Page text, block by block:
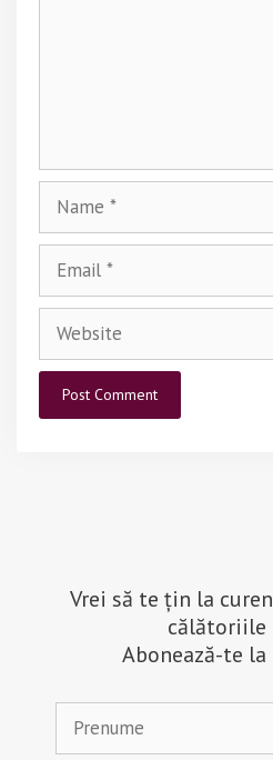
Vrei să te țin la
călătoriile
Abonează-te